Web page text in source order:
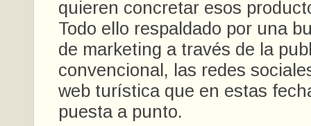
quieren concretar esos
Todo ello respaldado por una
de marketing a través de la
convencional, las redes
web turística que en estas
puesta a punto.